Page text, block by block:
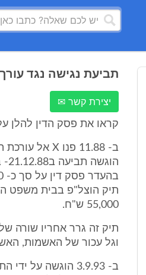
תביעת נגישה נגד עורך
יצירת קשר ✉
קראו את פסק הדין להלן
55,000 ש"ח.
תיק זה גרר אחריו שורה
וגל עכור של האשמות,